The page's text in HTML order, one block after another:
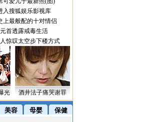
入搜狐娱乐影视库
上最般配的十对情侣
首透露戒毒生活
惊叹太空步下楼方式
光 酒井法子痛哭谢罪